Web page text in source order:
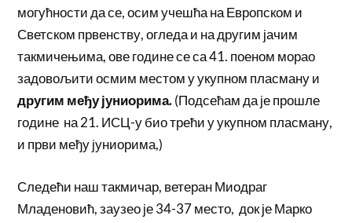
могућности да се, осим учешћа на Европском и
Светском првенству, огледа и на другим јачим
такмичењима, ове године се са 41. поеном морао
задовољити осмим местом у укупном пласману и
другим међу јуниорима.(Подсећам да је прошле
године на 21. ИСЦ-у био трећи у укупном пласману,
и први међу јуниорима,)
Следећи наш такмичар, ветеран Миодраг
Младеновић, заузео је 34-37 место, док је Марко